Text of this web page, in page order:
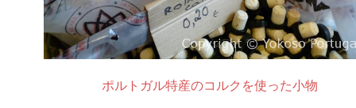
ポルトガル特産のコルクを使った小物